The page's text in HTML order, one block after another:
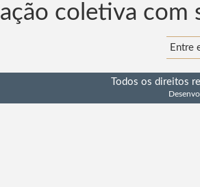
coletiva com
Entre
Todos os direitos